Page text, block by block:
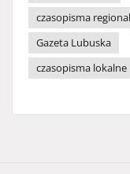
czasopisma
Gazeta Lubuska
czasopisma lokalne